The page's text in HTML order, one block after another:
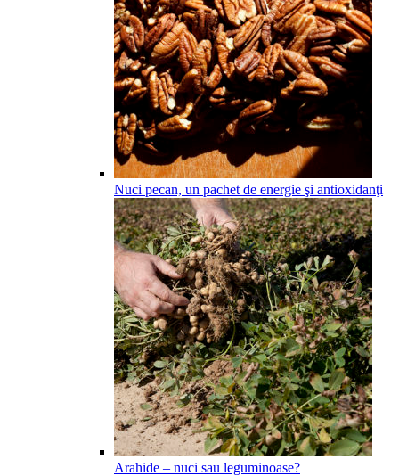
Nuci pecan, un pachet de energie şi antioxidanţi
Arahide – nuci sau leguminoase?